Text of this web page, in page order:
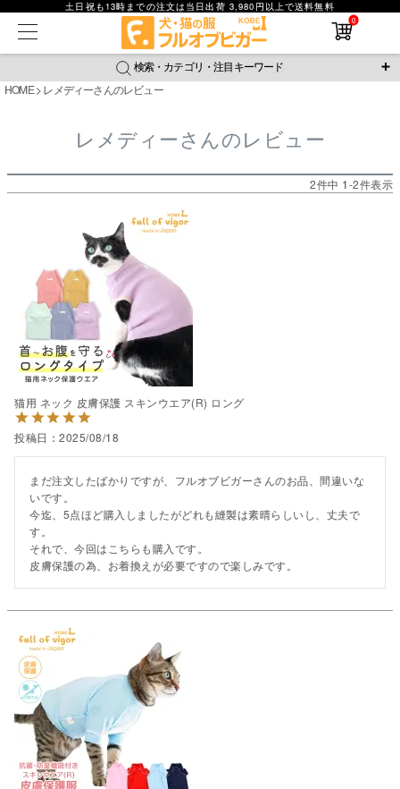
土日祝も13時までの注文は当日出荷 3,980円以上で送料無料
0
検索・カテゴリ・注目キーワード
防蚊 撥水レイン ラッシュガード
接触冷感 おそろコーデ 背中開きアイテム
返品・交換について
在庫なし商品を表示しない
商品番号
並び順
価格が安い順
価格が高い順
HOME レメディーさんのレビュー
レメディーさんのレビュー
2件中 1-2件表示
猫用 ネック 皮膚保護 スキンウエア(R) ロング
投稿日 2025/08/18
まだ注文したばかりですが、フルオブビガーさんのお品、間違いな
いです。
今迄、5点ほど購入しましたがどれも縫製は素晴らしいし、丈夫で
す。
それで、今回はこちらも購入です。
皮膚保護の為、お着換えが必要ですので楽しみです。